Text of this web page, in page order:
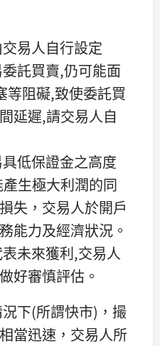
易人自行設定
託買賣,仍可能面
等阻礙,致使委託買
延遲,請交易人自
低保證金之高度
生極大利潤的同
失，交易人於開戶
能力及經濟狀況。
未來獲利,交易人
好審慎評估。
下(所謂快市)，撮
當迅速，交易人所